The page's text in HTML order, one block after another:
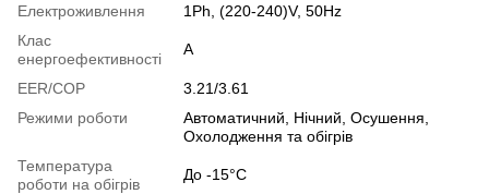
Електроживлення
1Ph, (220-240)V, 50Hz
Клас
енергоефективності
A
EER/COP
3.21/3.61
Режими роботи
Автоматичний, Нічний, Осушення,
Охолодження та обігрів
Температура
роботи на обігрів
До -15°C